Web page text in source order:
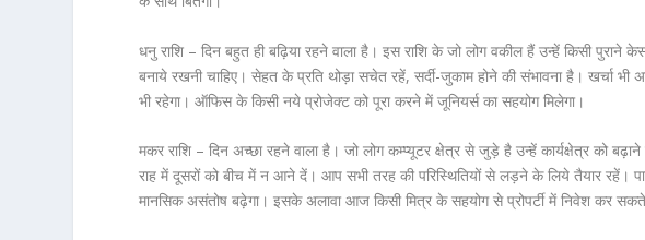
धनु राशि – दिन बहुत ही बढ़िया रहने वाला है। इस राशि के जो लोग वकील हैं उन्हें किसी
बनाये रखनी चाहिए। सेहत के प्रति थोड़ा सचेत रहें, सर्दी-जुकाम होने की संभावना है। खर्चा भी
भी रहेगा। ऑफिस के किसी नये प्रोजेक्ट को पूरा करने में जूनियर्स का सहयोग मिलेगा।
मकर राशि – दिन अच्छा रहने वाला है। जो लोग कम्प्यूटर क्षेत्र से जुड़े है उन्हें कार्यक्षेत्र को
राह में दूसरों को बीच में न आने दें। आप सभी तरह की परिस्थितियों से लड़ने के लिये तैयार रहें।
मानसिक असंतोष बढ़ेगा। इसके अलावा आज किसी मित्र के सहयोग से प्रोपर्टी में निवेश कर